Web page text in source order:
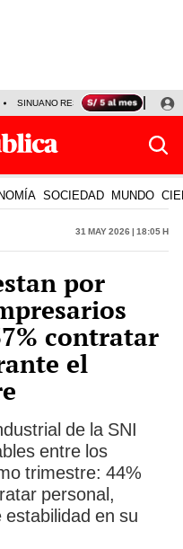
SINUANO RESULTADOS HOY
SOCIEDAD MUNDO
31 May 2026 | 18:05 h
por
contratar
el
de la SNI
entre los
trimestre: 44%
personal,
en su